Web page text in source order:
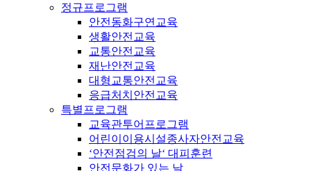
정규프로그램
안전동화구연교육
생활안전교육
교통안전교육
재난안전교육
대형교통안전교육
응급처치안전교육
특별프로그램
교육관투어프로그램
어린이이용시설종사자안전교육
‘안전점검의 날‘ 대피훈련
안전문화가 있는 날